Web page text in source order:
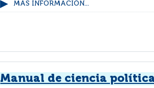
MÁS INFORMACIÓN...
Manual de ciencia